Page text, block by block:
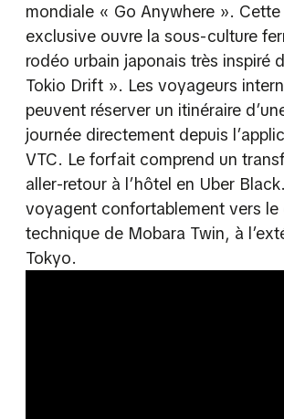
mondiale « Go Anywhere ».
exclusive ouvre la sous-culture
rodéo urbain japonais très inspiré
Tokio Drift ». Les voyageurs
peuvent réserver un itinéraire
journée directement depuis
VTC. Le forfait comprend un
aller-retour à l’hôtel en Uber
voyagent confortablement vers le
technique de Mobara Twin, à
Tokyo.